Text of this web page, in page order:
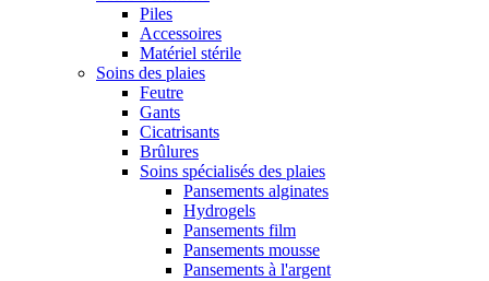
Piles
Accessoires
Matériel stérile
Soins des plaies
Feutre
Gants
Cicatrisants
Brûlures
Soins spécialisés des plaies
Pansements alginates
Hydrogels
Pansements film
Pansements mousse
Pansements à l'argent